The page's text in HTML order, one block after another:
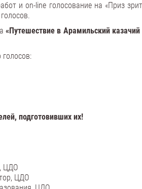
и on-line голосование на «Приз
голосов.
«Путешествие в Арамильский казачий
голосов:
подготовивших их!
ЦДО
ЦДО